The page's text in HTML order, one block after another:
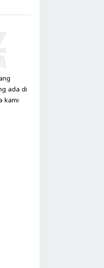
ada di
kami